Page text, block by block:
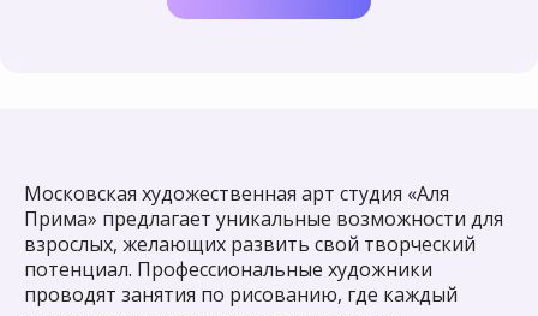
Московская художественная арт студия «Аля
Прима» предлагает уникальные возможности для
взрослых, желающих развить свой творческий
потенциал. Профессиональные художники
проводят занятия по рисованию, где каждый